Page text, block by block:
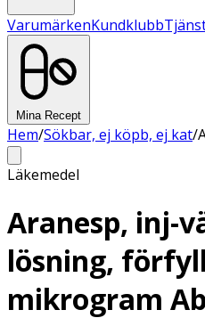
VarumärkenKundklubb
Mina Recept
Hem/Sökbar, ej köpb, ej kat/
Läkemedel
Aranesp, inj-
lösning,
mikrogram